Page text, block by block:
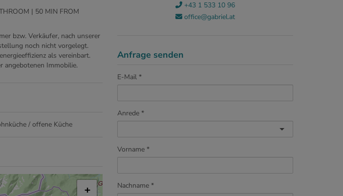
| 50 MIN FROM
bzw. Verkäufer, nach unserer
noch nicht vorgelegt.
als vereinbart.
angebotenen Immobilie.
/ offene Küche
+
+43 1 533 10 96
office@gabriel.at
Anfrage senden
E-Mail
Anrede
Vorname
Nachname